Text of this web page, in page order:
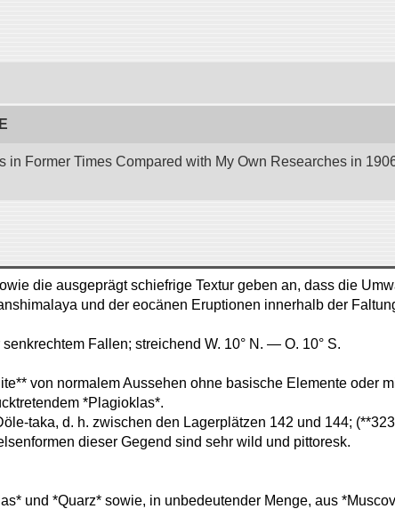
Former Times Compared with My Own Researches in
die ausgeprägt schiefrige Textur geben an, dass die
und der eocänen Eruptionen innerhalb der
Fallen; streichend W. 10° N. — O. 10° S.
von normalem Aussehen ohne basische Elemente oder
*Plagioklas*.
taka, d. h. zwischen den Lagerplätzen 142 und 144;
dieser Gegend sind sehr wild und pittoresk.
und *Quarz* sowie, in unbedeutender Menge, aus